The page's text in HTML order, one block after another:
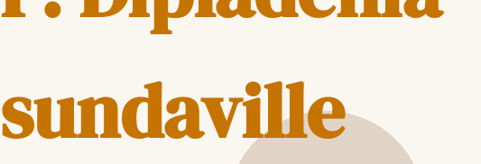
sundaville